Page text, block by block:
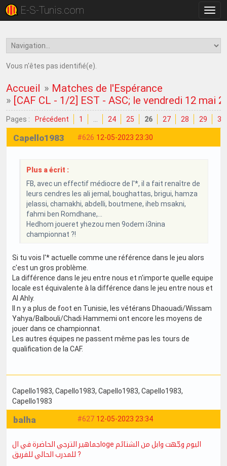
la
E-S-Tunis.com
Vous n'êtes pas identifié(e).
Accueil » Matches de l'Espérance
» [CAF CL - 1/2] EST - ASC; le vendredi 12 mai
Pages : Précédent 1 24 25 26 27 28 29 30
#626 12-05-2023 23:30
Capello1983
Plus a écrit :
FB, avec un effectif médiocre de l'*, il a fait renaître de
leurs cendres les ali jemal, boughattas, brigui, hamza
jelassi, chamakhi, abdelli, boutmene, iheb msakni,
fahmi ben Romdhane,...
Hedhom joueret yhezou men 9odem i3nina
championnat ?!
Si tu vois l'* actuelle comme une référence dans le jeu alors
c'est un gros problème.
La différence dans le jeu entre nous et n'importe quelle equipe
locale est équivalente à la différence dans le jeu entre nous et
Al Ahly.
Il n y a plus de foot en Tunisie, les vétérans Dhaouadi/Wissam
Yahya/Balbouli/Chadi Hammemi ont encore les moyens de
jouer dans ce championnat.
Les autres équipes ne passent même pas les tours de
qualification de la CAF.
Capello1983, Capello1983, Capello1983, Capello1983,
Capello1983
#627 12-05-2023 23:34
balha
جماهير الترجي الحاضرة في الloge اليوم وجّهت وابل من الشتائم
للمدرب الحالي للفريق ?